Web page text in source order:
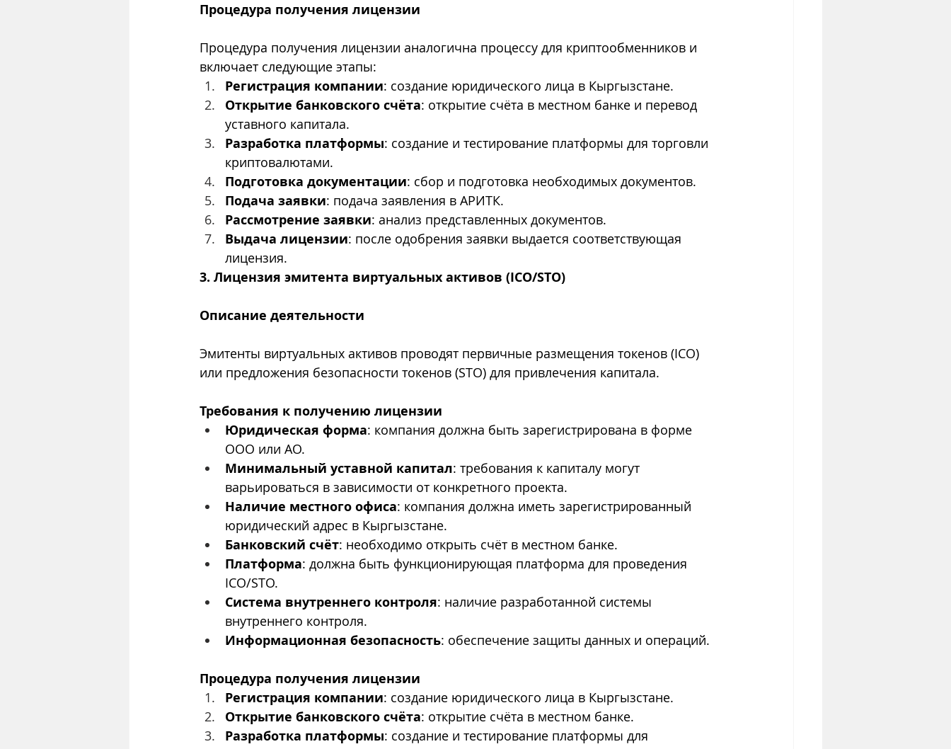
Процедура получения лицензии
Процедура получения лицензии аналогична процессу для криптообменников и
включает следующие этапы:
Регистрация компании: создание юридического лица в Кыргызстане.
Открытие банковского счёта: открытие счёта в местном банке и перевод
уставного капитала.
Разработка платформы: создание и тестирование платформы для торговли
криптовалютами.
Подготовка документации: сбор и подготовка необходимых документов.
Подача заявки: подача заявления в АРИТК.
Рассмотрение заявки: анализ представленных документов.
Выдача лицензии: после одобрения заявки выдается соответствующая
лицензия.
3. Лицензия эмитента виртуальных активов (ICO/STO)
Описание деятельности
Эмитенты виртуальных активов проводят первичные размещения токенов (ICO)
или предложения безопасности токенов (STO) для привлечения капитала.
Требования к получению лицензии
Юридическая форма: компания должна быть зарегистрирована в форме
ООО или АО.
Минимальный уставной капитал: требования к капиталу могут
варьироваться в зависимости от конкретного проекта.
Наличие местного офиса: компания должна иметь зарегистрированный
юридический адрес в Кыргызстане.
Банковский счёт: необходимо открыть счёт в местном банке.
Платформа: должна быть функционирующая платформа для проведения
ICO/STO.
Система внутреннего контроля: наличие разработанной системы
внутреннего контроля.
Информационная безопасность: обеспечение защиты данных и операций.
Процедура получения лицензии
Регистрация компании: создание юридического лица в Кыргызстане.
Открытие банковского счёта: открытие счёта в местном банке.
Разработка платформы: создание и тестирование платформы для